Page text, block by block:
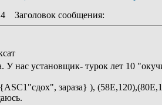
Заголовок сообщения:
нас установщик- турок лет 10
зараза} ),